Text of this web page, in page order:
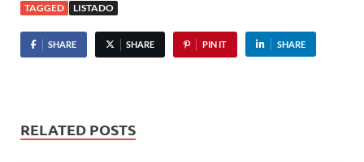
TAGGED LISTADO
SHARE SHARE PIN IT SHARE
RELATED POSTS